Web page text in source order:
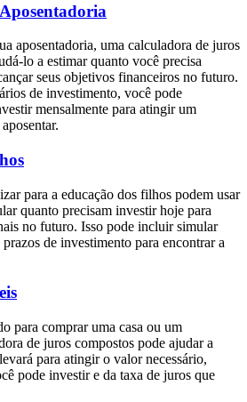
aposentadoria, uma calculadora de juros
lo a estimar quanto você precisa
seus objetivos financeiros no futuro.
de investimento, você pode
mensalmente para atingir um
para a educação dos filhos podem usar
quanto precisam investir hoje para
no futuro. Isso pode incluir simular
de investimento para encontrar a
para comprar uma casa ou um
de juros compostos pode ajudar a
para atingir o valor necessário,
pode investir e da taxa de juros que